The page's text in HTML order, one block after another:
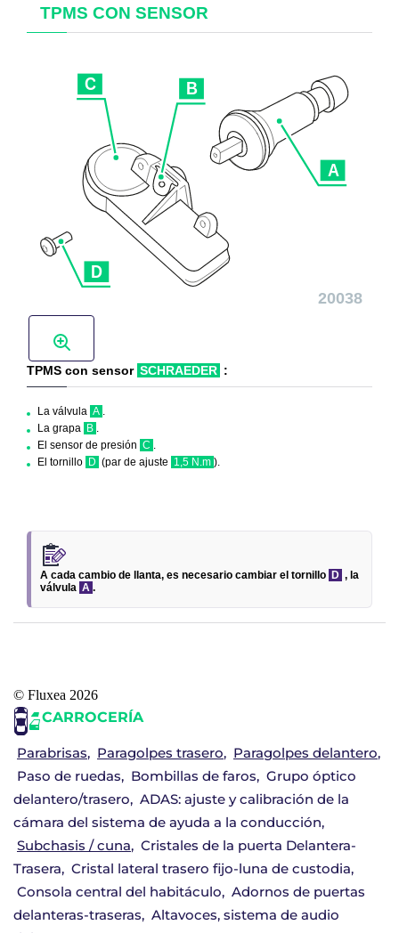
TPMS CON SENSOR
TPMS con sensor SCHRAEDER :
La válvula A .
La grapa B .
El sensor de presión C .
El tornillo D (par de ajuste 1,5 N.m ).
A cada cambio de llanta, es necesario cambiar el tornillo D , la
válvula A .
© Fluxea 2026
CARROCERÍA
Parabrisas Paragolpes trasero
Paragolpes delantero
Paso de ruedas
Bombillas de faros
Grupo óptico
delantero/trasero
ADAS: ajuste y calibración de la
cámara del sistema de ayuda a la conducción
Subchasis / cuna
Cristales de la puerta Delantera-
Trasera
Cristal lateral trasero fijo-luna de custodia
Consola central del habitáculo
Adornos de puertas
delanteras-traseras
Altavoces, sistema de audio